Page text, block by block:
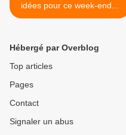
idées pour ce week-end...
Hébergé par Overblog
Top articles
Pages
Contact
Signaler un abus